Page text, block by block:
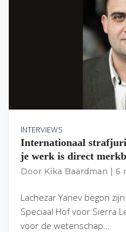
INTERVIEWS
Internationaal
je werk is direct
Door Kika Baardman 6
Lachezar Yanev begon
Speciaal Hof voor Sierra
voor de wetenschap…